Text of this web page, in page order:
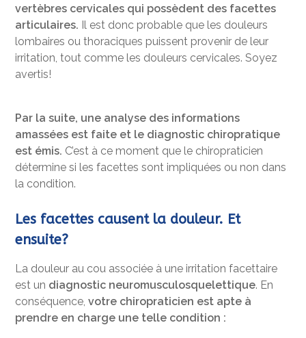
vertèbres cervicales qui possèdent des facettes
articulaires. Il est donc probable que les douleurs
lombaires ou thoraciques puissent provenir de leur
irritation, tout comme les douleurs cervicales. Soyez
avertis!
Par la suite, une analyse des informations
amassées est faite et le diagnostic chiropratique
est émis. C’est à ce moment que le chiropraticien
détermine si les facettes sont impliquées ou non dans
la condition.
Les facettes causent la douleur. Et
ensuite?
La douleur au cou associée à une irritation facettaire
est un diagnostic neuromusculosquelettique. En
conséquence,votre chiropraticien est apte à
prendre en charge une telle condition :